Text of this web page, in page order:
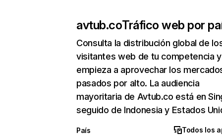
avtub.coTráfico web por
Consulta la distribución global de
visitantes web de tu competencia y
empieza a aprovechar los
pasados por alto. La audiencia
mayoritaria de Avtub.co está en
seguido de Indonesia y Estados
País Todos los